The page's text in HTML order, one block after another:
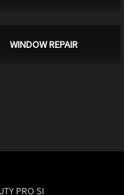
WINDOW REPAIR
PRO SI